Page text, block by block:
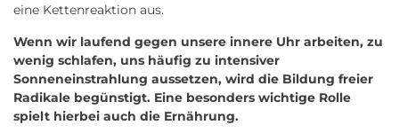
eine Kettenreaktion aus.
Wenn wir laufend gegen unsere innere Uhr arbeiten, zu
wenig schlafen, uns häufig zu intensiver
Sonneneinstrahlung aussetzen, wird die Bildung freier
Radikale begünstigt. Eine besonders wichtige Rolle
spielt hierbei auch die Ernährung.